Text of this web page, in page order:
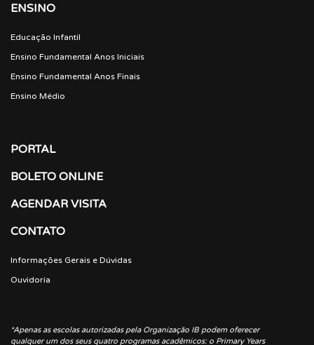
ENSINO
Educação Infantil
Ensino Fundamental Anos Iniciais
Ensino Fundamental Anos Finais
Ensino Médio
PORTAL
BOLETO ONLINE
AGENDAR VISITA
CONTATO
Informações Gerais e Dúvidas
Ouvidoria
*Apenas as escolas autorizadas pela Organização IB podem oferecer
qualquer um dos seus quatro programas acadêmicos: o Primary Years